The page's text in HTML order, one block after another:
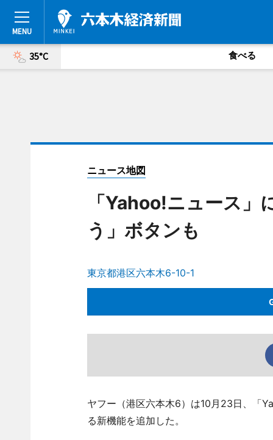
35°C 食べる
ニュース地図
「Yahoo!ニュース」
う」ボタンも
東京都港区六本木6-10-1
ヤフー（港区六本木6）は10月23日、「
る新機能を追加した。